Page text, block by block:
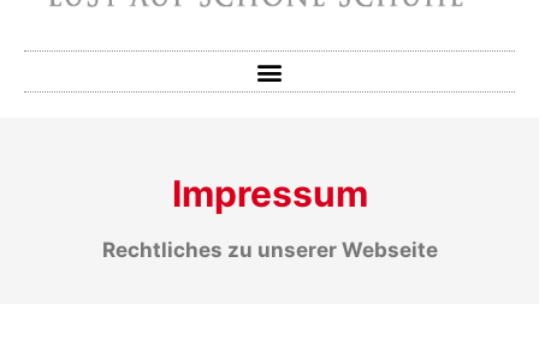
Impressum
Rechtliches zu unserer Webseite